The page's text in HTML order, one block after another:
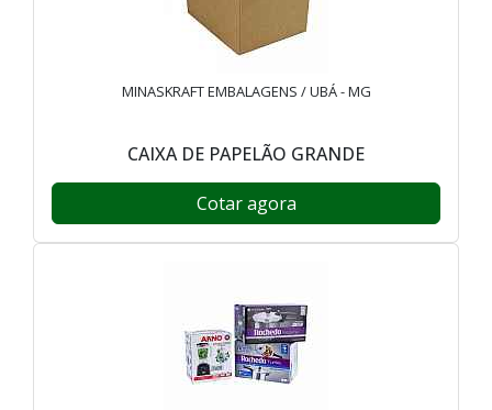
MINASKRAFT EMBALAGENS / UBÁ - MG
CAIXA DE PAPELÃO GRANDE
Cotar agora